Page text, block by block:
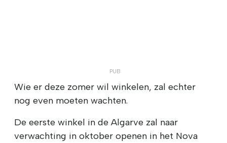
Wie er deze zomer wil winkelen, zal echter
nog even moeten wachten.
De eerste winkel in de Algarve zal naar
verwachting in oktober openen in het Nova